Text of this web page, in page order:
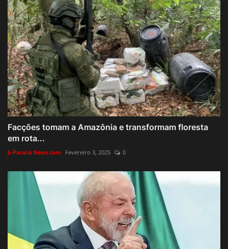
Facções tomam a Amazônia e transformam floresta
em rota...
Ji-Paraná News.com Fevereiro 3, 2025 0